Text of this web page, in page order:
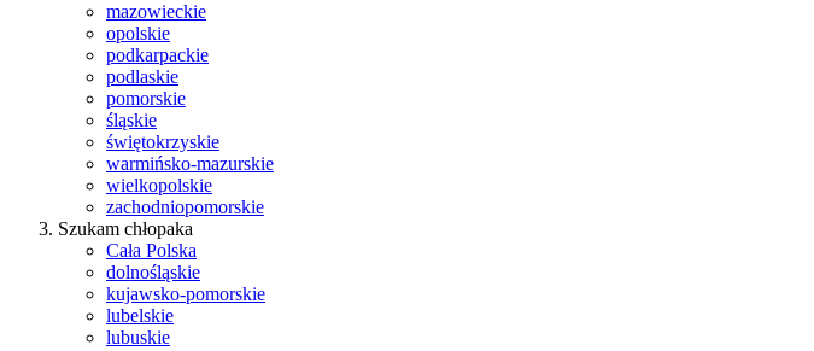
mazowieckie
opolskie
podkarpackie
podlaskie
pomorskie
śląskie
świętokrzyskie
warmińsko-mazurskie
wielkopolskie
zachodniopomorskie
Szukam chłopaka
Cała Polska
dolnośląskie
kujawsko-pomorskie
lubelskie
lubuskie